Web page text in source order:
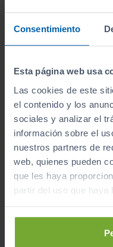
Consentimiento
Esta página web usa
Las cookies de este
el contenido y los
sociales y analizar el
información sobre el
nuestros partners de
web, quienes pueden
que les haya
partir del uso que haya
HYUNDAI KONA
HEV 1.6GDI 138CV
8.565 km